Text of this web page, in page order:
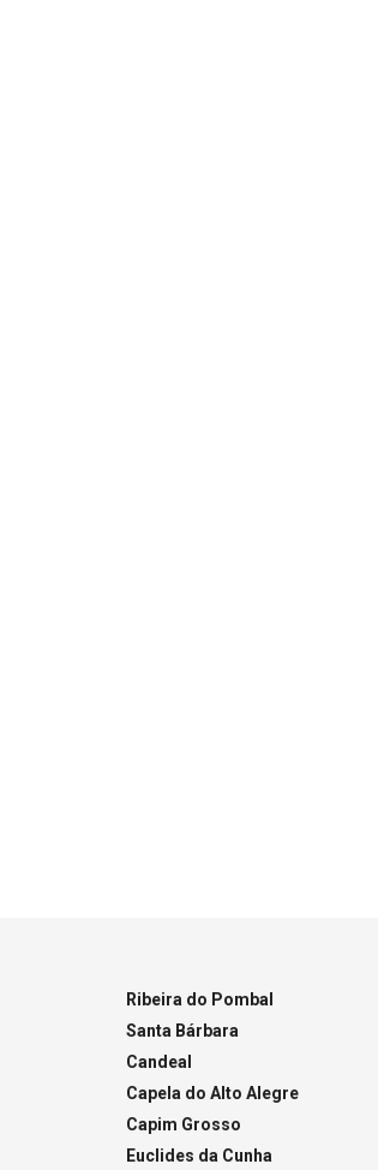
Ribeira do Pombal
Santa Bárbara
Candeal
Capela do Alto Alegre
Capim Grosso
Euclides da Cunha